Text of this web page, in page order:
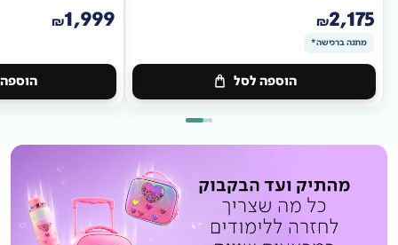
₪2,175
מתנה ברכישה*
הוספה לסל
₪1,999